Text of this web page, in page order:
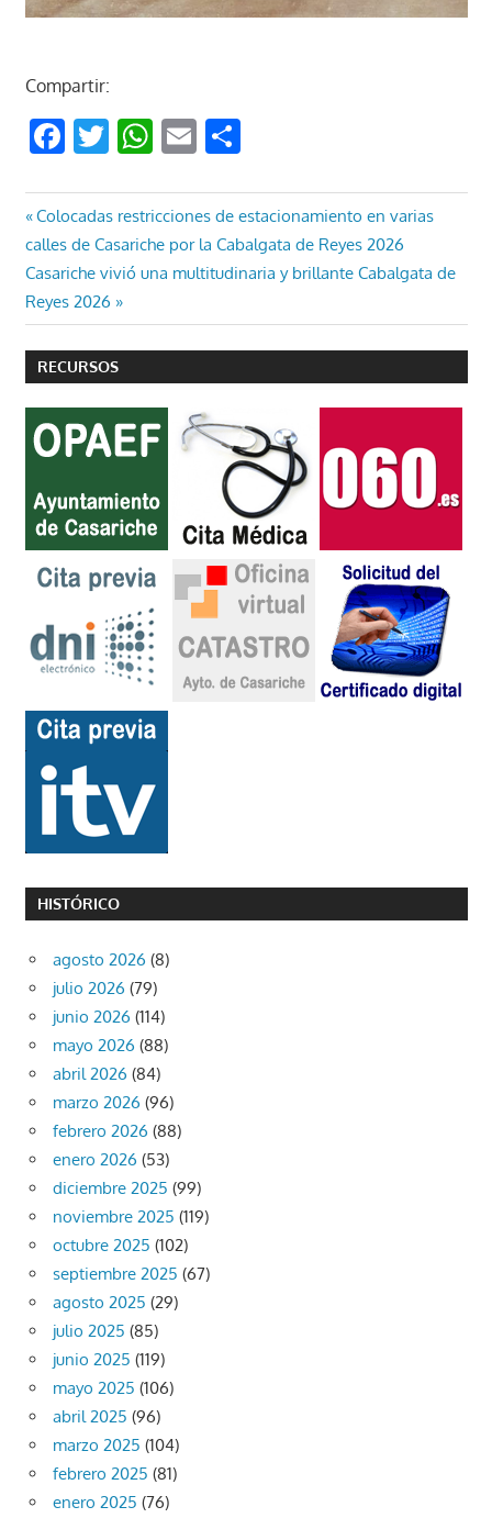
Compartir:
Facebook
Twitter
WhatsApp
EmailCompartir
Navegación
de
entradas
Entrada
anterior:
Colocadas restricciones de estacionamiento en varias
calles de Casariche por la Cabalgata de Reyes 2026
Entrada
siguiente:
Casariche vivió una multitudinaria y brillante Cabalgata de
Reyes 2026
RECURSOS
HISTÓRICO
agosto 2026 (8)
julio 2026 (79)
junio 2026 (114)
mayo 2026 (88)
abril 2026 (84)
marzo 2026 (96)
febrero 2026 (88)
enero 2026 (53)
diciembre 2025 (99)
noviembre 2025 (119)
octubre 2025 (102)
septiembre 2025 (67)
agosto 2025 (29)
julio 2025 (85)
junio 2025 (119)
mayo 2025 (106)
abril 2025 (96)
marzo 2025 (104)
febrero 2025 (81)
enero 2025 (76)